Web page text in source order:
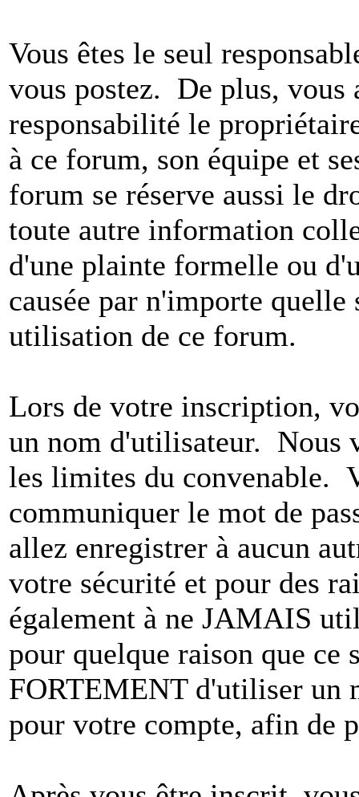
Vous êtes le seul
vous postez. De plus, vous
responsabilité le
à ce forum, son équipe et
forum se réserve aussi le
toute autre information
d'une plainte formelle ou
causée par n'importe
utilisation de ce forum.
Lors de votre inscription,
un nom d'utilisateur. Nous
les limites du convenable.
communiquer le mot de
allez enregistrer à aucun
votre sécurité et pour des
également à ne JAMAIS
pour quelque raison que
FORTEMENT d'utiliser un
pour votre compte, afin de